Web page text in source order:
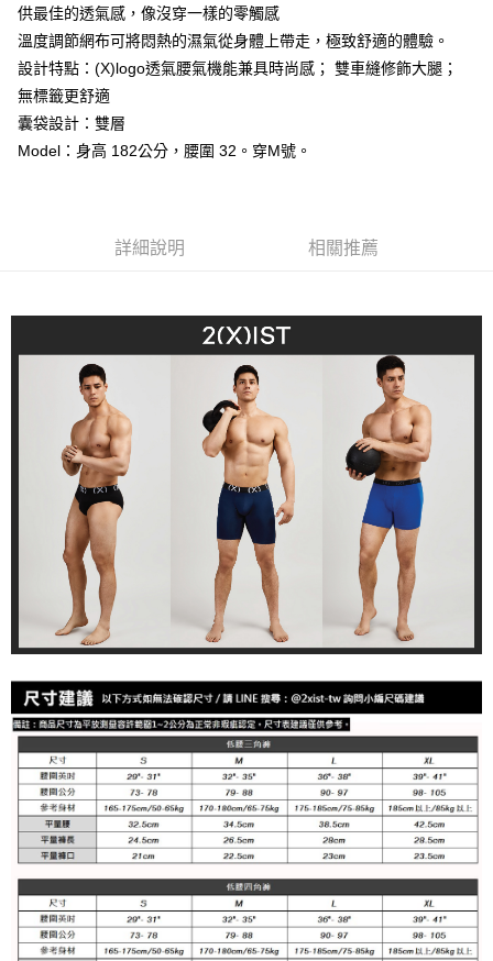
１．簡單：不需註冊會員、不需綁卡、不需儲值。
２．便利：只要手機號碼，簡訊認證，即可結帳。
３．安心：先確認商品／服務後，再付款。
【「AFTEE先享後付」結帳流程】
結帳頁面，進行簡訊認證並確認金額後，即可完成結帳。
２．訂單成立數日內，您將收到繳費通知簡訊。
後付繳納相關費用。
１．透過由恩沛科技股份有限公司提供之「AFTEE先享後付」服務完成之交
易，需依本服務之必要範圍內提供個人資料，並將交易相關給付款項請求債
權轉讓予恩沛科技股份有限公司。
２．關於個人資料處理事宜，請瀏覽以下網址：
https://aftee.tw/terms/#terms3
３．未成年的使用者請事先徵得法定代理人或監護人之同意方可使用
「AFTEE先享後付」，若未經同意申辦者引起之損失，本公司不負相關責
４．使用「AFTEE先享後付」時，將依據個別帳號之用戶狀況，依本公司即
時審查核予不同之上限額度；若仍有額度不足之情形，本公司將視審查結果
請求用戶進行身份認證。
５．嚴禁一人註冊多個帳號或使用他人資訊註冊。若發現惡意使用之情形，
恩沛科技股份有限公司將有權停止該用戶之使用額度並採取法律行動。
運送方式
全家取貨付款
每筆NT$80，滿NT$1,200(含以上)免運費
付款後全家取貨
每筆NT$80，滿NT$1,200(含以上)免運費
每筆NT$85，滿NT$1,200(含以上)免運費
澎湖、金門、馬祖、小琉球、綠島、蘭嶼(郵局配送)
每筆NT$125
郵局快捷(隔天到貨，需先line@客服通知小編)
每筆NT$100
海外宅配 查看運費
供最佳的透氣感，像沒穿一樣的零觸感
溫度調節網布可將悶熱的濕氣從身體上帶走，極致舒適的體驗。
設計特點：(X)logo透氣腰氣機能兼具時尚感； 雙車縫修飾大腿；
無標籤更舒適
囊袋設計：雙層
Model：身高 182公分，腰圍 32。穿M號。
詳細說明 相關推薦